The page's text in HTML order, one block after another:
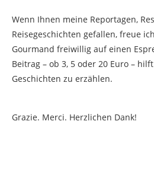
Wenn Ihnen meine Reportagen,
Reisegeschichten gefallen, freue
Gourmand freiwillig auf einen
Beitrag – ob 3, 5 oder 20 Euro –
Geschichten zu erzählen.
Grazie. Merci. Herzlichen Dank!